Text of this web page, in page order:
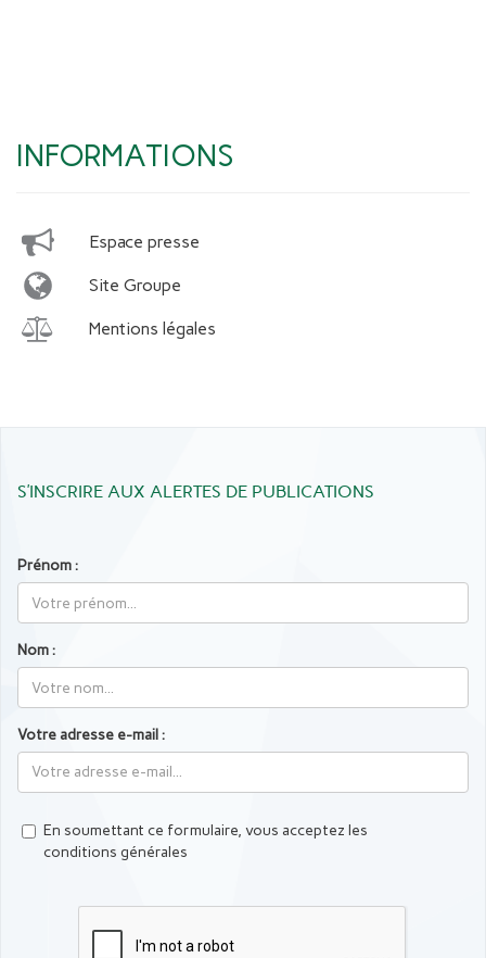
INFORMATIONS
Espace presse
Site Groupe
Mentions légales
S’INSCRIRE AUX ALERTES DE PUBLICATIONS
Prénom :
Nom :
Votre adresse e-mail :
En soumettant ce formulaire, vous acceptez les
conditions générales